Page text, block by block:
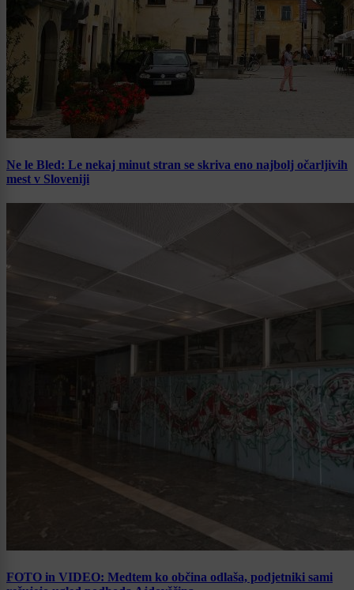
Ne le Bled: Le nekaj minut stran se skriva eno najbolj očarljivih
mest v Sloveniji
FOTO in VIDEO: Medtem ko občina odlaša, podjetniki sami